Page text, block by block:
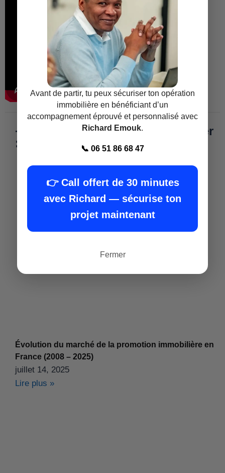
+ Formation promoteur immobilier
:
Évolution du marché de la promotion immobilière en
France (2008 – 2025)
juillet 14, 2025
Lire plus »
Avant de partir, tu peux sécuriser ton opération
immobilière en bénéficiant d’un
accompagnement éprouvé et personnalisé avec
Richard Emouk.
📞 06 51 86 68 47
👉 Call offert de 30 minutes
avec Richard — sécurise ton
projet maintenant
Fermer